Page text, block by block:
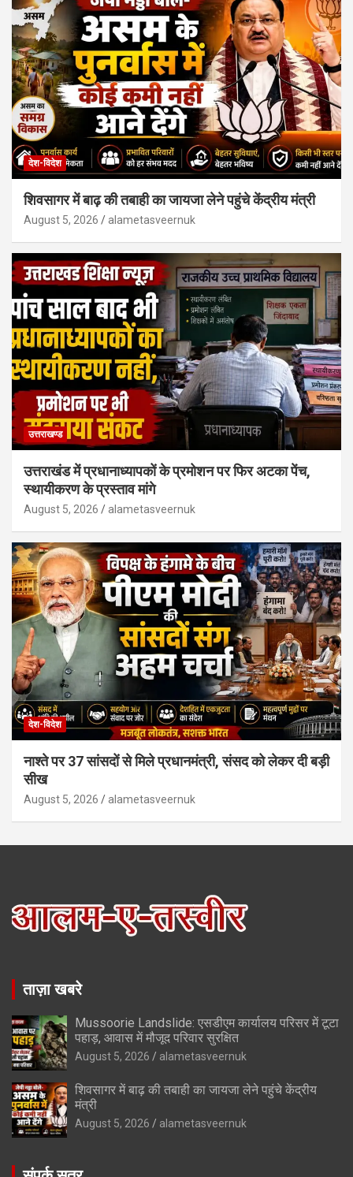
देश-विदेश
शिवसागर में बाढ़ की तबाही का जायजा लेने पहुंचे केंद्रीय मंत्री
August 5, 2026 alametasveernuk
उत्तराखण्ड
उत्तराखंड में प्रधानाध्यापकों के प्रमोशन पर फिर अटका पेंच,
स्थायीकरण के प्रस्ताव मांगे
August 5, 2026 alametasveernuk
देश-विदेश
नाश्ते पर 37 सांसदों से मिले प्रधानमंत्री, संसद को लेकर दी बड़ी
सीख
August 5, 2026 alametasveernuk
ताज़ा खबरे
Mussoorie Landslide: एसडीएम कार्यालय परिसर में टूटा
पहाड़, आवास में मौजूद परिवार सुरक्षित
August 5, 2026 alametasveernuk
शिवसागर में बाढ़ की तबाही का जायजा लेने पहुंचे केंद्रीय
मंत्री
August 5, 2026 alametasveernuk